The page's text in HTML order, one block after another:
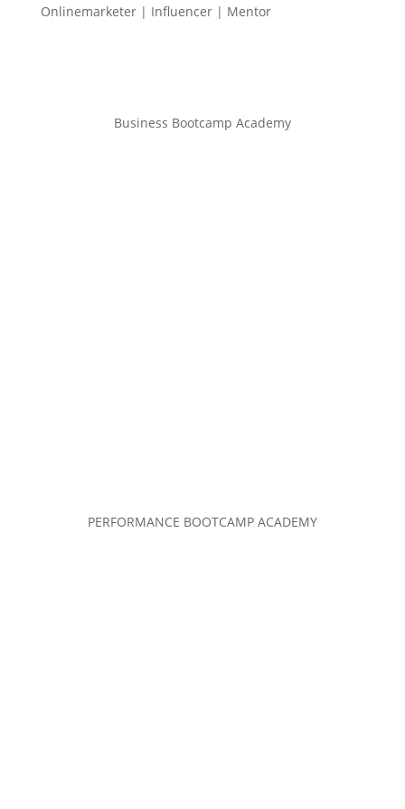
Onlinemarketer | Influencer | Mentor
Business Bootcamp Academy
PERFORMANCE BOOTCAMP ACADEMY